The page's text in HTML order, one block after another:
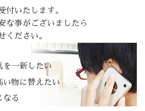
付いたします。
な事がございましたら
ください。
を一新したい
物に替えたい
なる